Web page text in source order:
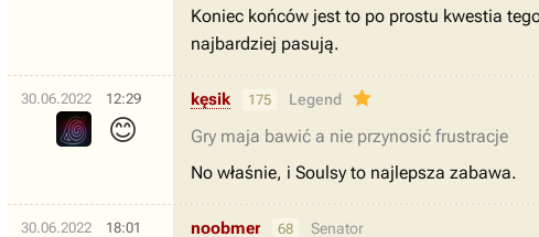
Koniec końców jest to po prostu kwestia
najbardziej pasują.
30.06.2022 12:29
😊
kęsik 175 Legend
Gry maja bawić a nie przynosić frustracje
No właśnie, i Soulsy to najlepsza zabawa.
30.06.2022 18:01 noobmer 68 Senator